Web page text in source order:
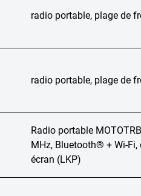
radio portable, plage de
radio portable, plage de
Radio portable
MHz, Bluetooth® + Wi-
écran (LKP)